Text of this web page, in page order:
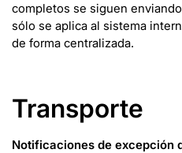
completos se siguen
sólo se aplica al sistema
de forma centralizada.
Transporte
Notificaciones de excepción